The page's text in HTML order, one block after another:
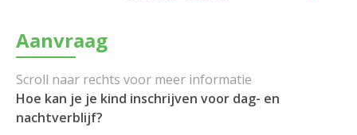
Aanvraag
Hoe kan je je kind inschrijven voor dag- en
nachtverblijf?